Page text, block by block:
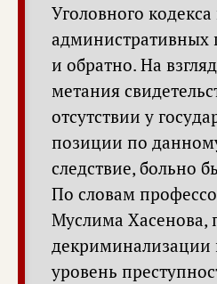
Уголовного
административных
и обратно. На
метания
отсутствии у
позиции по
следствие, больно
По словам
Муслима Хасенова,
декриминализации
уровень